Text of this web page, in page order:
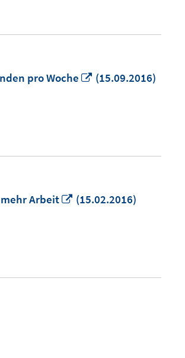
pro Woche
In
(15.09.2016)
Arbeit
In
(15.02.2016)